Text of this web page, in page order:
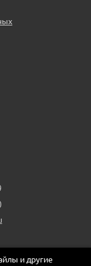
17а, этаж 2,
и другие